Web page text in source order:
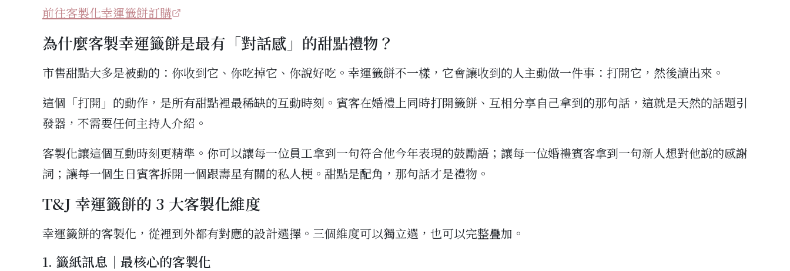
前往客製化幸運籤餅訂購
為什麼客製幸運籤餅是最有「對話感」的甜點禮物？
市售甜點大多是被動的：你收到它、你吃掉它、你說好吃。幸運籤餅不一樣，它會讓收到的人主動做一件事：打開它，然後讀出來。
這個「打開」的動作，是所有甜點裡最稀缺的互動時刻。賓客在婚禮上同時打開籤餅、互相分享自己拿到的那句話，這就是天然的話題引
發器，不需要任何主持人介紹。
客製化讓這個互動時刻更精準。你可以讓每一位員工拿到一句符合他今年表現的鼓勵語；讓每一位婚禮賓客拿到一句新人想對他說的感謝
詞；讓每一個生日賓客拆開一個跟壽星有關的私人梗。甜點是配角，那句話才是禮物。
T&J 幸運籤餅的 3 大客製化維度
幸運籤餅的客製化，從裡到外都有對應的設計選擇。三個維度可以獨立選，也可以完整疊加。
1. 籤紙訊息｜最核心的客製化